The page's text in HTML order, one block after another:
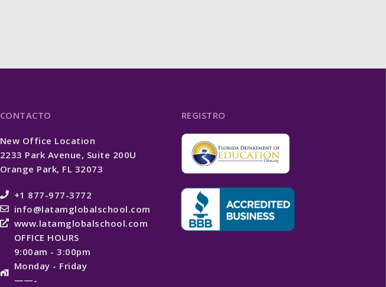
CONTACTO
New Office Location
2233 Park Avenue, Suite 200U
Orange Park, FL 32073
+1 877-977-3772
info@latamglobalschool.com
www.latamglobalschool.com
OFFICE HOURS
9:00am - 3:00pm
Monday - Friday
——-
REGISTRO